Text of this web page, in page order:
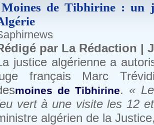
Moines de Tibhirine : un
par La Rédaction |
justice algérienne a
français Marc
moines de Tibhirine. «
vert à une visite les 12
algérien de la